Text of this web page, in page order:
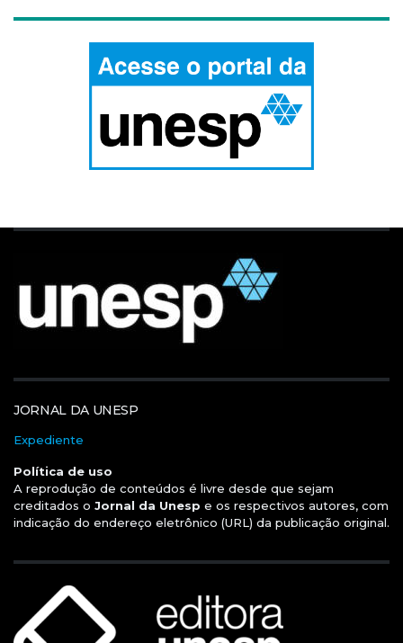
JORNAL DA UNESP
Expediente
Política de uso
A reprodução de conteúdos é livre desde que sejam
creditados o Jornal da Unesp e os respectivos autores, com
indicação do endereço eletrônico (URL) da publicação original.